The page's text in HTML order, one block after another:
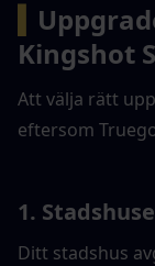
Kingshot
Att välja rätt
eftersom
1.
Ditt stadshus